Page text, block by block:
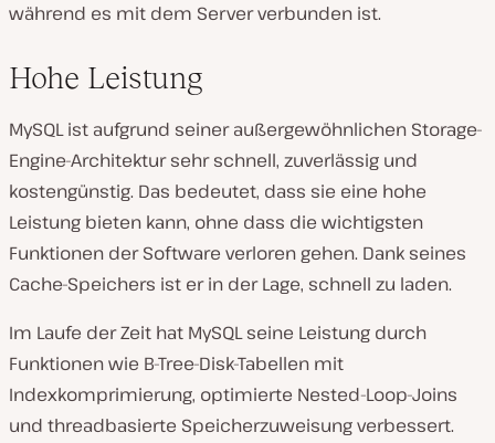
während es mit dem Server verbunden ist.
Hohe Leistung
MySQL ist aufgrund seiner außergewöhnlichen Storage-
Engine-Architektur sehr schnell, zuverlässig und
kostengünstig. Das bedeutet, dass sie eine hohe
Leistung bieten kann, ohne dass die wichtigsten
Funktionen der Software verloren gehen. Dank seines
Cache-Speichers ist er in der Lage, schnell zu laden.
Im Laufe der Zeit hat MySQL seine Leistung durch
Funktionen wie B-Tree-Disk-Tabellen mit
Indexkomprimierung, optimierte Nested-Loop-Joins
und threadbasierte Speicherzuweisung verbessert.